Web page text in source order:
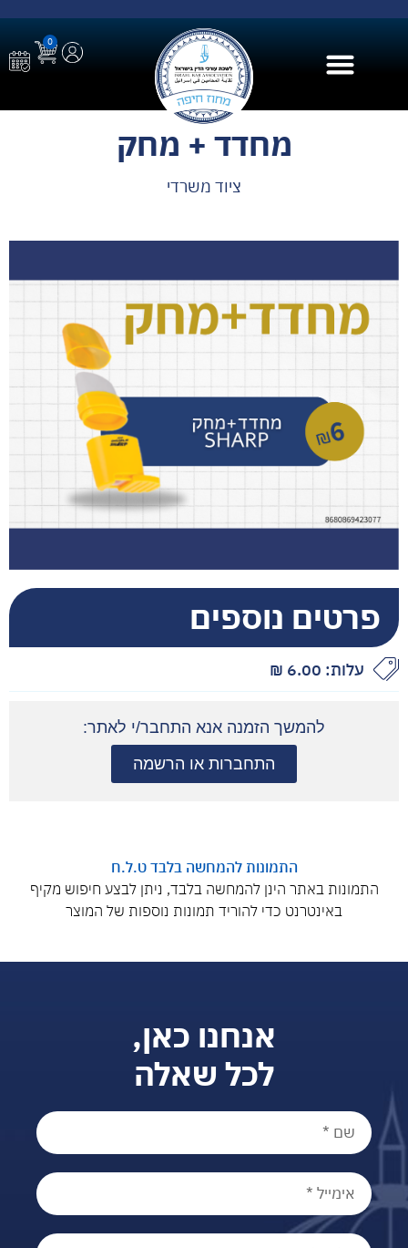
0
מחדד + מחק
ציוד משרדי
פרטים נוספים
עלות: 6.00
₪
להמשך הזמנה אנא התחבר/י לאתר:
התחברות או הרשמה
התמונות להמחשה בלבד ט.ל.ח
התמונות באתר הינן להמחשה בלבד, ניתן לבצע חיפוש מקיף
באינטרנט כדי להוריד תמונות נוספות של המוצר
אנחנו כאן,
לכל שאלה